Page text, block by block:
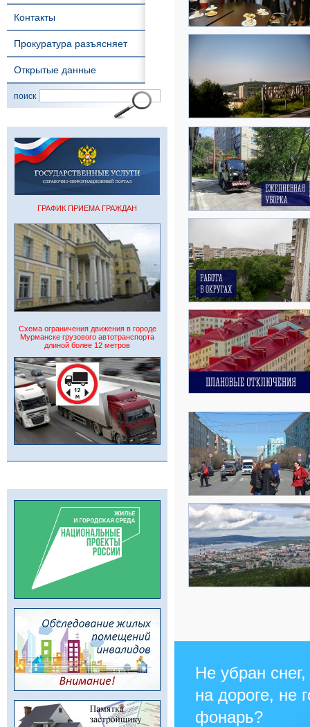
Контакты
Прокуратура разъясняет
Открытые данные
поиск
ГРАФИК ПРИЕМА ГРАЖДАН
Схема ограничения движения в городе
Мурманске грузового автотранспорта
длиной более 12 метров
Не убран
на дороге, не
фонарь?